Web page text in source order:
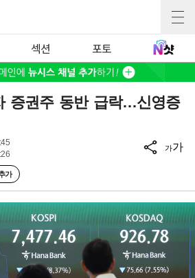
섹션 포토
증권주 동반 급락…신영증
가
가가